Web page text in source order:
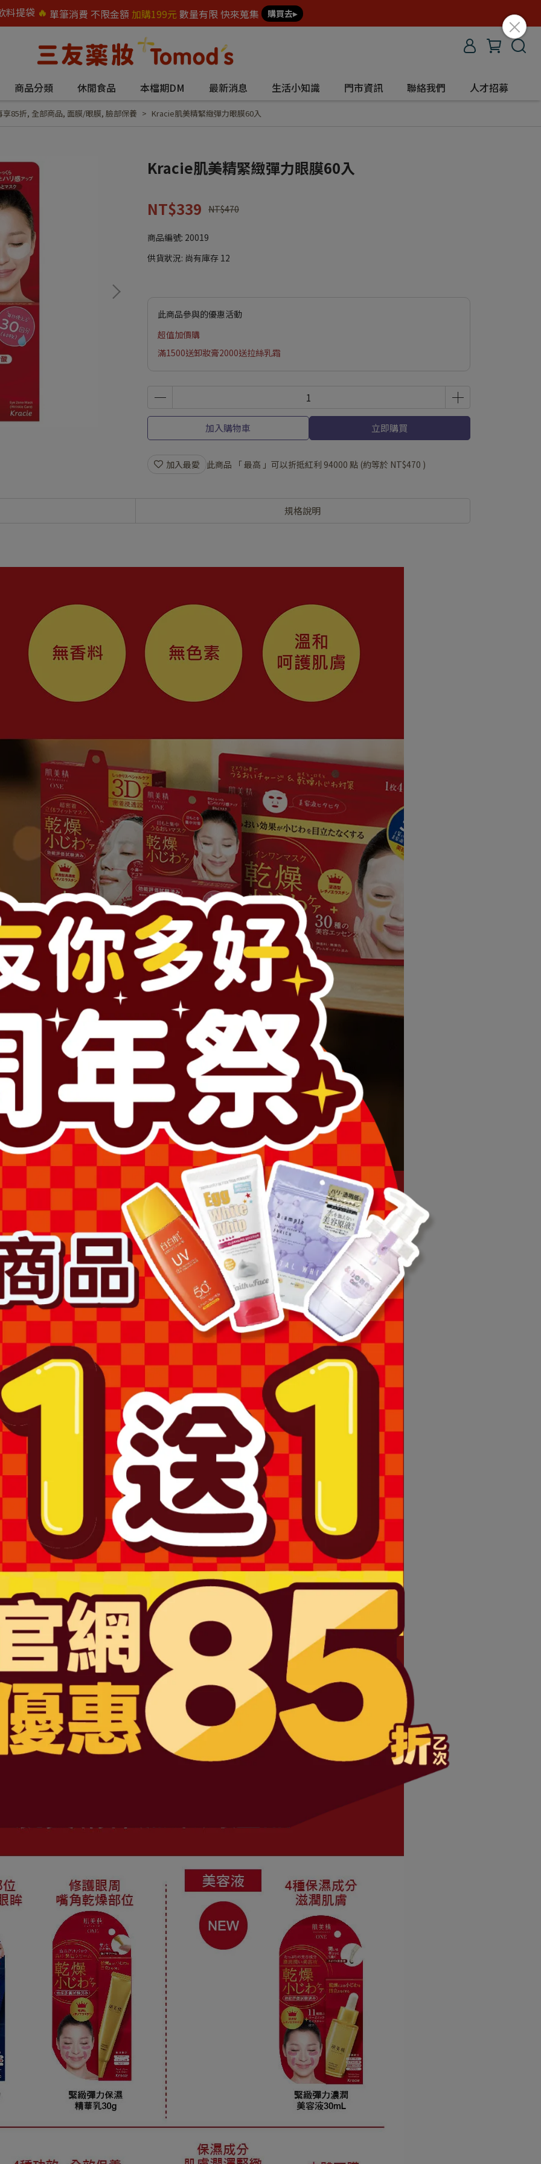
料提袋 🔥 單筆消費 不限金額 加購199元 數量有限 快來蒐集 購買去▸
商品分類 休閒食品 本檔期DM 最新消息 生活小知識 門市資訊 聯絡我們 人才招募
享85折, 全部商品, 面膜/眼膜, 臉部保養 Kracie肌美精緊緻彈力眼膜60入
Kracie肌美精緊緻彈力眼膜60入
NT$339 NT$470
商品編號: 20019
供貨狀況: 尚有庫存 12
此商品參與的優惠活動
超值加價購
滿1500送卸妝膏2000送拉絲乳霜
加入購物車 立即購買
加入最愛 此商品 「 最高 」可以折抵紅利 94000 點 (約等於 NT$470 )
規格說明